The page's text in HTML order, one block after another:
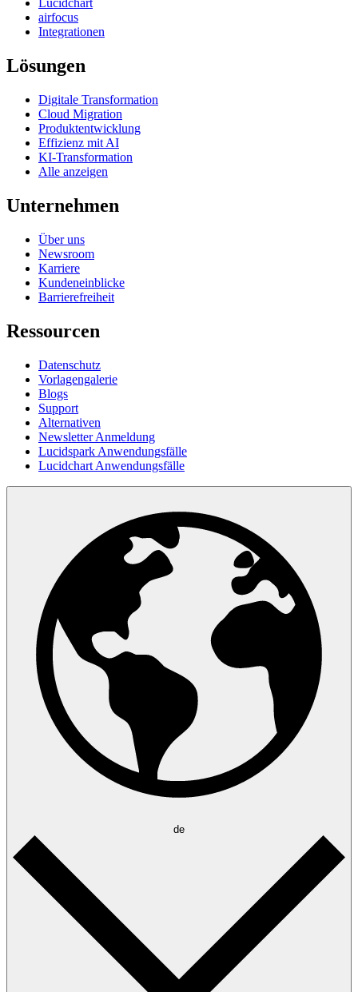
Lucidchart
airfocus
Integrationen
Lösungen
Digitale Transformation
Cloud Migration
Produktentwicklung
Effizienz mit AI
KI-Transformation
Alle anzeigen
Unternehmen
Über uns
Newsroom
Karriere
Kundeneinblicke
Barrierefreiheit
Ressourcen
Datenschutz
Vorlagengalerie
Blogs
Support
Alternativen
Newsletter Anmeldung
Lucidspark Anwendungsfälle
Lucidchart Anwendungsfälle
de